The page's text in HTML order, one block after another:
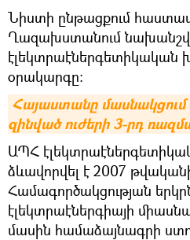
Նիստի ընթացքում
Ղազախստանում
էլեկտրաէներգետիկական
օրակարգը։
Հայաստանը մասնակցում
զինված ուժերի 3-րդ
ԱՊՀ
ձևավորվել է 2007
Համագործակցության
էլեկտրաէներգիայի
մասին համաձայնագրի